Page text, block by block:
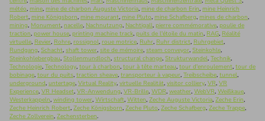
météo, mine, mine de charbon Auguste Victoria, mine de charbon Erin, mine Heinrich
Robert, mine Königsborn, mine mourant, mine Pluto, mine Schafberg, mines de charbon,
mining, Monument, nacelle, Nachnutzung, Nachtigall, pierre commémorative, poulie de
traction, power house, printing machine track, puits de l'étoile du matin, RAG, Réalité
virtuelle, Revier, Rohre, rossignol, roue motrice, Ruhr, Ruhr district, Ruhrgebiet,
Rundgang, Schacht, shaft tower, site de mémoire, steam conveyor, Steinkohle,
Steinkohlebergbau, Stollenmundloch, structural change, Strukturwandel, Technik,
Technologie, Technology, tour à charbon, tour à tête marteau, tour d'enroulement, tour de
bobinage, tour du puits, traction sheave, transporteur à vapeur, Treibscheibe, tunnel,
underground, untertage, Virtual Reality, virtuelle Realität, visitor colliery, VR, VR
Experience, VR Headset, VR-Anwendung, VR-Brille, WDR, weather, WebVR, Weißkaue,
Westerkappeln, winding tower, Wirtschaft, Witten, Zeche Auguste Victoria, Zeche Erin,
Zeche Heinrich Robert, Zeche Königsborn, Zeche Pluto, Zeche Schafberg, Zeche Trappe,
Zeche Zollverein, Zechensterben.